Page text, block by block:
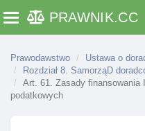
Toggle navigation
PRAWNIK.CC
Prawodawstwo
Ustawa o
Rozdział 8. SamorząD
Art. 61. Zasady finansowania
podatkowych
Art. 41. Pełnomocnik
organami administracji
wynagrodzenia doradcy
Art. 41b. Ponoszenie
skarb państwa